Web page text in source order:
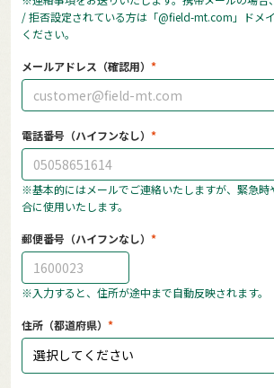
/ 拒否設定されている方は「@field-mt.com」ドメ
ください。
メールアドレス（確認用）
電話番号（ハイフンなし）
※基本的にはメールでご連絡いたしますが、緊急時
合に使用いたします。
郵便番号（ハイフンなし）
※入力すると、住所が途中まで自動反映されます。
住所（都道府県）
選択してください